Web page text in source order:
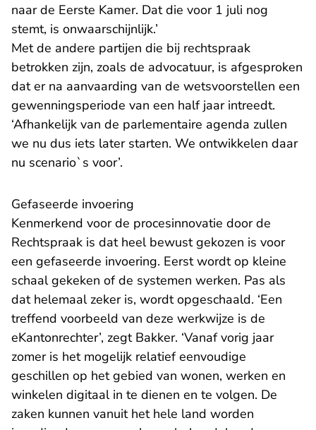
naar de Eerste Kamer. Dat die voor 1 juli nog
stemt, is onwaarschijnlijk.’
Met de andere partijen die bij rechtspraak
betrokken zijn, zoals de advocatuur, is afgesproken
dat er na aanvaarding van de wetsvoorstellen een
gewenningsperiode van een half jaar intreedt.
‘Afhankelijk van de parlementaire agenda zullen
we nu dus iets later starten. We ontwikkelen daar
nu scenario`s voor’.
Gefaseerde invoering
Kenmerkend voor de procesinnovatie door de
Rechtspraak is dat heel bewust gekozen is voor
een gefaseerde invoering. Eerst wordt op kleine
schaal gekeken of de systemen werken. Pas als
dat helemaal zeker is, wordt opgeschaald. ‘Een
treffend voorbeeld van deze werkwijze is de
eKantonrechter’, zegt Bakker. ‘Vanaf vorig jaar
zomer is het mogelijk relatief eenvoudige
geschillen op het gebied van wonen, werken en
winkelen digitaal in te dienen en te volgen. De
zaken kunnen vanuit het hele land worden